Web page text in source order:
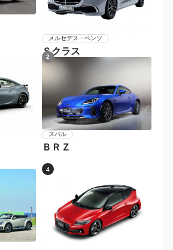
メルセデス・ベンツ
Ｓクラス
2
スバル
ＢＲＺ
4